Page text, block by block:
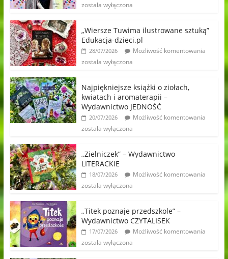
została wyłączona
„Wiersze Tuwima ilustrowane sztuką”
Edukacja-dzieci.pl
28/07/2026
Możliwość komentowania
została wyłączona
Najpiękniejsze książki o ziołach,
kwiatach i aromaterapii –
Wydawnictwo JEDNOŚĆ
20/07/2026
Możliwość komentowania
została wyłączona
„Zielniczek” – Wydawnictwo
LITERACKIE
18/07/2026
Możliwość komentowania
została wyłączona
„Titek poznaje przedszkole” –
Wydawnictwo CZYTALISEK
17/07/2026
Możliwość komentowania
została wyłączona